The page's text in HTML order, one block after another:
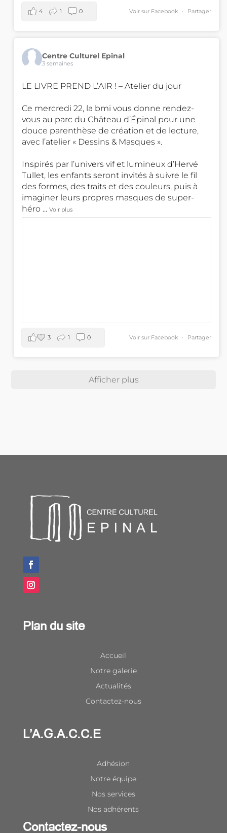
Voir sur Facebook · Partager
4 1 0
Centre Culturel Epinal
3 semaines
LE LIVRE PREND L’AIR ! – Atelier du jour
Ce mercredi 22, la bmi vous donne rendez-
vous au parc du Château d’Épinal pour une
douce parenthèse de création et de lecture,
avec l’atelier « Dessins & Masques ».
Inspirés par l’univers vif et lumineux d’Hervé
Tullet, les enfants seront invités à suivre le fil
des formes, des traits et des couleurs, puis à
imaginer leurs propres masques de super-
héro ...Voir plus
Voir sur Facebook · Partager
3 1 0
Afficher plus
Plan du site
Accueil
Notre galerie
Actualités
Contactez-nous
L’A.G.A.C.C.E
Adhésion
Notre équipe
Nos services
Nos adhérents
Contactez-nous